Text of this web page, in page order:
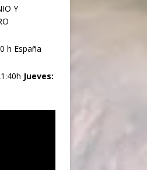
Y
h España
Jueves: